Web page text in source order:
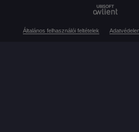
Általános felhasználói feltételek